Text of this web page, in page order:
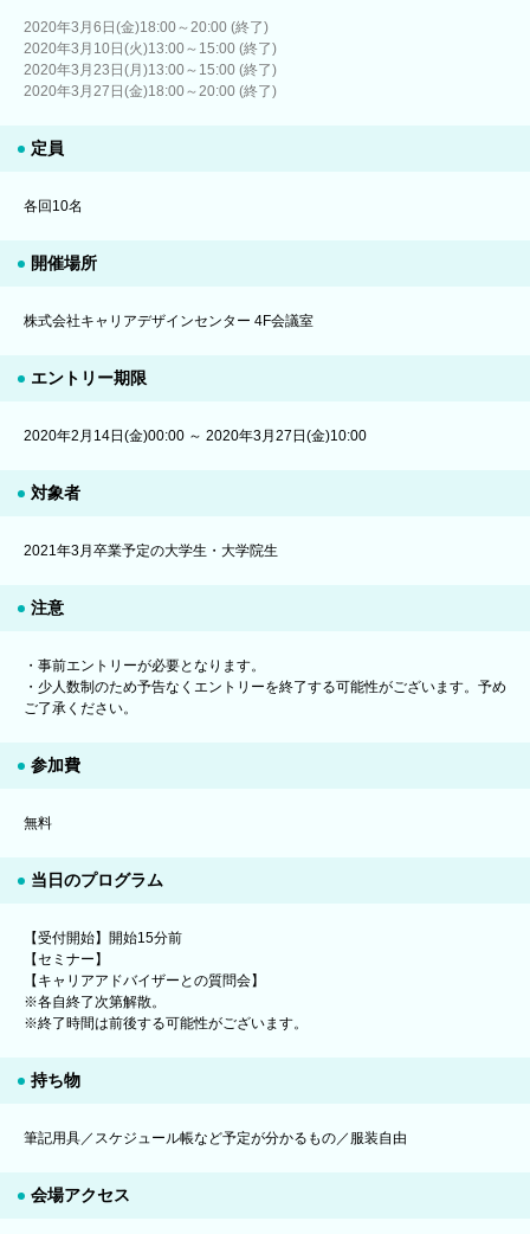
2020年3月6日(金)18:00～20:00 (終了)
2020年3月10日(火)13:00～15:00 (終了)
2020年3月23日(月)13:00～15:00 (終了)
2020年3月27日(金)18:00～20:00 (終了)
定員
各回10名
開催場所
株式会社キャリアデザインセンター 4F会議室
エントリー期限
2020年2月14日(金)00:00 ～ 2020年3月27日(金)10:00
対象者
2021年3月卒業予定の大学生・大学院生
注意
・事前エントリーが必要となります。
・少人数制のため予告なくエントリーを終了する可能性がございます。予め
ご了承ください。
参加費
無料
当日のプログラム
【受付開始】開始15分前
【セミナー】
【キャリアアドバイザーとの質問会】
※各自終了次第解散。
※終了時間は前後する可能性がございます。
持ち物
筆記用具／スケジュール帳など予定が分かるもの／服装自由
会場アクセス